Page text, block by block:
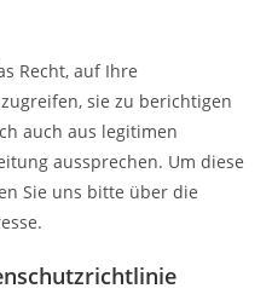
Recht, auf Ihre
sie zu berichtigen
auch aus legitimen
aussprechen. Um diese
Sie uns bitte über die